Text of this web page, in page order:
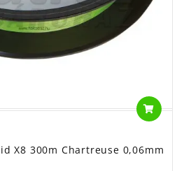
X8 300m Chartreuse 0,06mm